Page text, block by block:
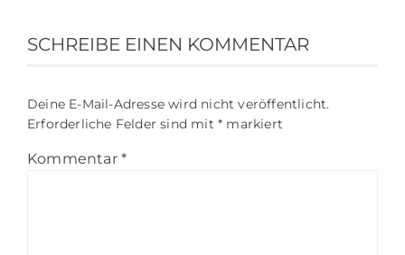
SCHREIBE EINEN KOMMENTAR
Deine E-Mail-Adresse wird nicht veröffentlicht.
Erforderliche Felder sind mit * markiert
Kommentar *